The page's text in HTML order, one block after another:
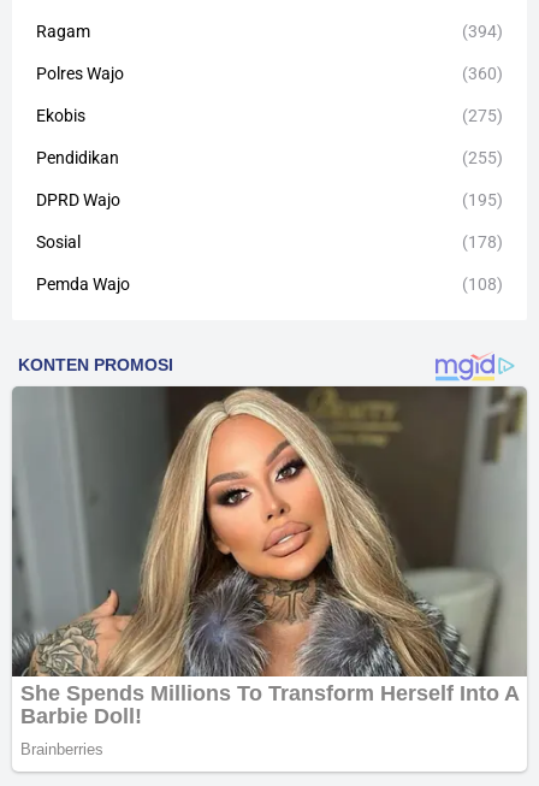
Ragam (394)
Polres Wajo (360)
Ekobis (275)
Pendidikan (255)
DPRD Wajo (195)
Sosial (178)
Pemda Wajo (108)